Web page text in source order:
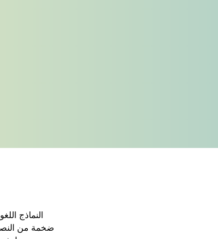
النماذج
ضخمة من